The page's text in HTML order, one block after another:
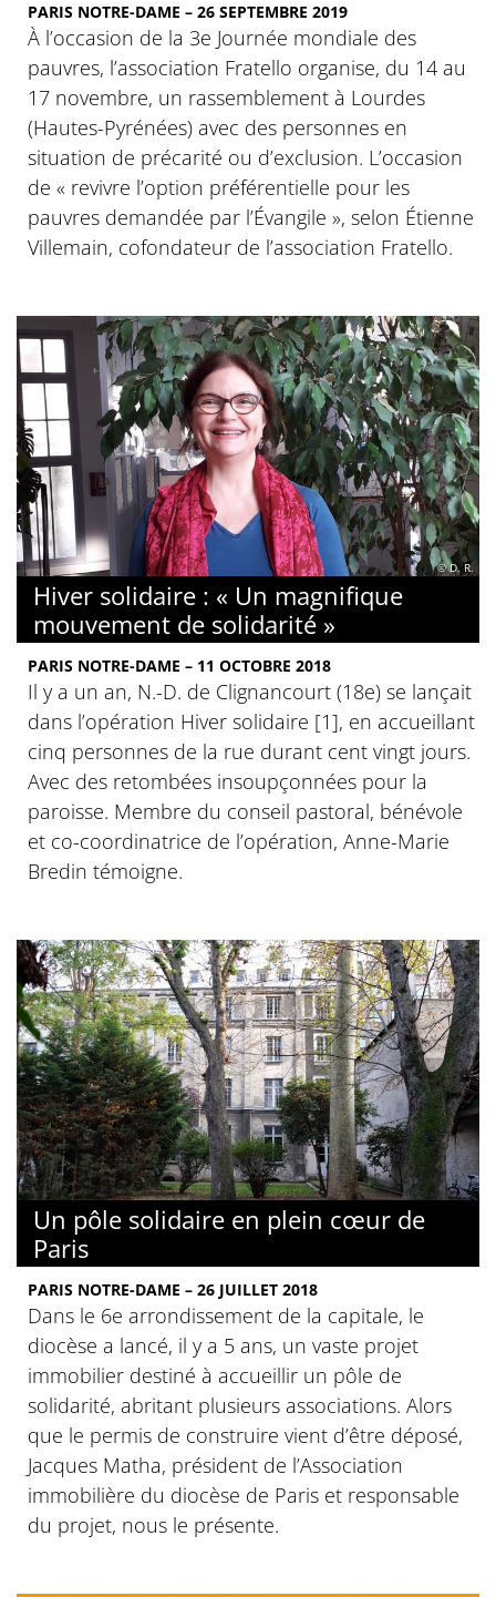
PARIS NOTRE-DAME – 26 SEPTEMBRE 2019
À l’occasion de la 3e Journée mondiale des
pauvres, l’association Fratello organise, du 14 au
17 novembre, un rassemblement à Lourdes
(Hautes-Pyrénées) avec des personnes en
situation de précarité ou d’exclusion. L’occasion
de « revivre l’option préférentielle pour les
pauvres demandée par l’Évangile », selon Étienne
Villemain, cofondateur de l’association Fratello.
© D. R.
Hiver solidaire : « Un magnifique
mouvement de solidarité »
PARIS NOTRE-DAME – 11 OCTOBRE 2018
Il y a un an, N.-D. de Clignancourt (18e) se lançait
dans l’opération Hiver solidaire [1], en accueillant
cinq personnes de la rue durant cent vingt jours.
Avec des retombées insoupçonnées pour la
paroisse. Membre du conseil pastoral, bénévole
et co-coordinatrice de l’opération, Anne-Marie
Bredin témoigne.
Un pôle solidaire en plein cœur de
Paris
PARIS NOTRE-DAME – 26 JUILLET 2018
Dans le 6e arrondissement de la capitale, le
diocèse a lancé, il y a 5 ans, un vaste projet
immobilier destiné à accueillir un pôle de
solidarité, abritant plusieurs associations. Alors
que le permis de construire vient d’être déposé,
Jacques Matha, président de l’Association
immobilière du diocèse de Paris et responsable
du projet, nous le présente.